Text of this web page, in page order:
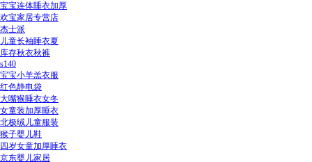
宝宝连体睡衣加厚
欢宝家居专营店
杰士派
儿童长袖睡衣夏
库存秋衣秋裤
s140
宝宝小羊羔衣服
红色静电袋
大嘴猴睡衣女冬
女童装加厚睡衣
北极绒儿童服装
猴子婴儿鞋
四岁女童加厚睡衣
京东婴儿家居